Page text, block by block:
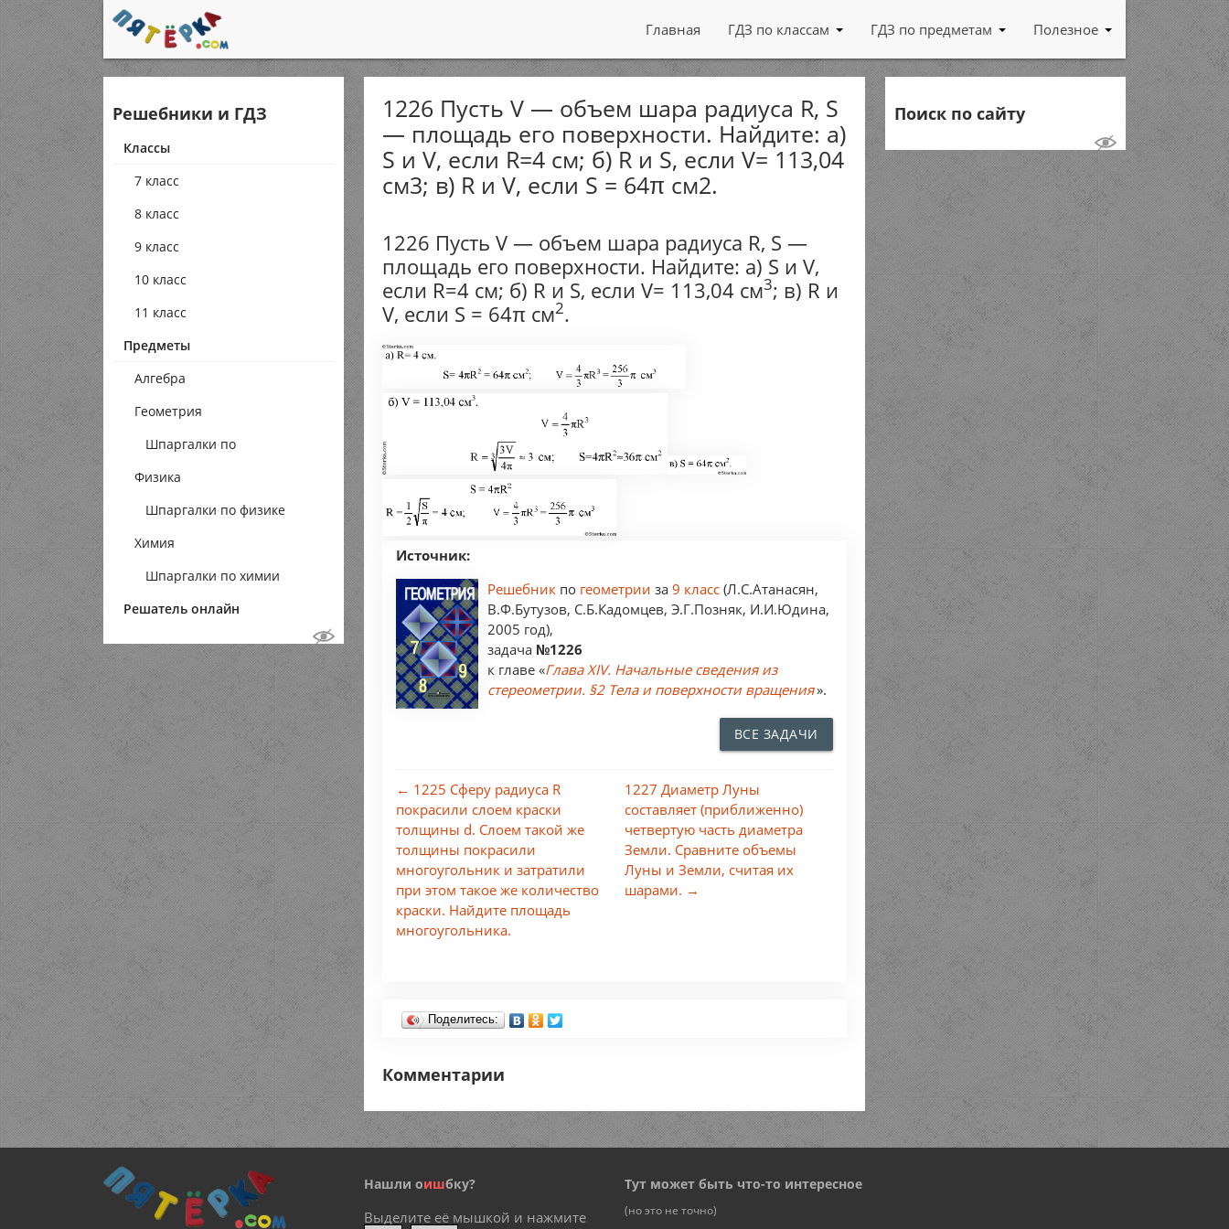
Главная ГДЗ по классам ГДЗ по предметам Полезное
Решебники и ГДЗ
Классы
7 класс
8 класс
9 класс
10 класс
11 класс
Предметы
Алгебра
Геометрия
Шпаргалки по
геометрии
Физика
Шпаргалки по физике
Химия
Шпаргалки по химии
Решатель онлайн
1226 Пусть V — объем шара радиуса R, S
— площадь его поверхности. Найдите: a)
S и V, если R=4 см; б) R и S, если V= 113,04
см3; в) R и V, если S = 64π см2.
1226 Пусть V — объем шара радиуса R, S —
площадь его поверхности. Найдите: a) S и V,
если R=4 см; б) R и S, если V= 113,04 см3; в) R и
V, если S = 64π см2.
Источник:
Решебник по геометрииза9 класс (Л.С.Атанасян,
В.Ф.Бутузов, С.Б.Кадомцев, Э.Г.Позняк, И.И.Юдина,
2005 год),
задача №1226
к главе «Глава XIV. Начальные сведения из
стереометрии. §2 Тела и поверхности вращения».
ВСЕ ЗАДАЧИ
← 1225 Сферу радиуса R
покрасили слоем краски
толщины d. Слоем такой же
толщины покрасили
многоугольник и затратили
при этом такое же количество
краски. Найдите площадь
многоугольника.
1227 Диаметр Луны
составляет (приближенно)
четвертую часть диаметра
Земли. Сравните объемы
Луны и Земли, считая их
шарами. →
Поделитесь:
Комментарии
Поиск по сайту
Нашли оишбку?
Выделите её мышкой и нажмите
Тут может быть что-то интересное
(но это не точно)